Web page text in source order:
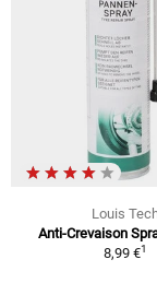
Louis
Anti-Crevaison
8,99 €1